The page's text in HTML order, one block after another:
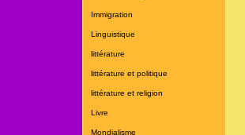
Immigration
Linguistique
littérature
littérature et politique
littérature et religion
Livre
Mondialisme